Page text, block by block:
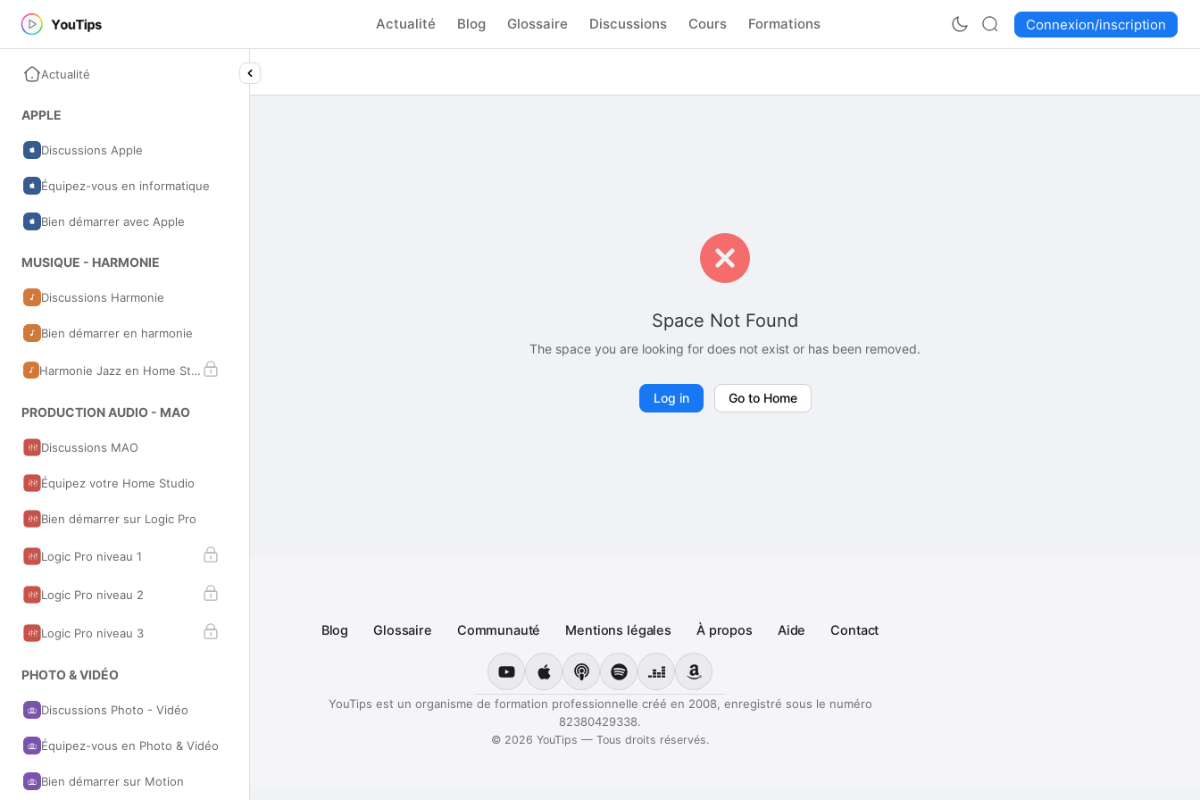
Actualité Blog Glossaire Discussions Cours Formations Connexion/inscription
Actualité
APPLE
Discussions Apple
Équipez-vous en informatique
Bien démarrer avec Apple
MUSIQUE - HARMONIE
Discussions Harmonie
Bien démarrer en harmonie
Harmonie Jazz en Home Studio
PRODUCTION AUDIO - MAO
Discussions MAO
Équipez votre Home Studio
Bien démarrer sur Logic Pro
Logic Pro niveau 1
Logic Pro niveau 2
Logic Pro niveau 3
PHOTO & VIDÉO
Discussions Photo - Vidéo
Équipez-vous en Photo & Vidéo
Bien démarrer sur Motion
Space Not Found
The space you are looking for does not exist or has been removed.
Log in Go to Home
Blog Glossaire Communauté Mentions légales À propos Aide Contact
YouTubeApple Podcasts
Podcast Podcastics
SpotifyDeezerAmazon Music
YouTips est un organisme de formation professionnelle créé en 2008, enregistré sous le numéro
82380429338.
© 2026 YouTips — Tous droits réservés.